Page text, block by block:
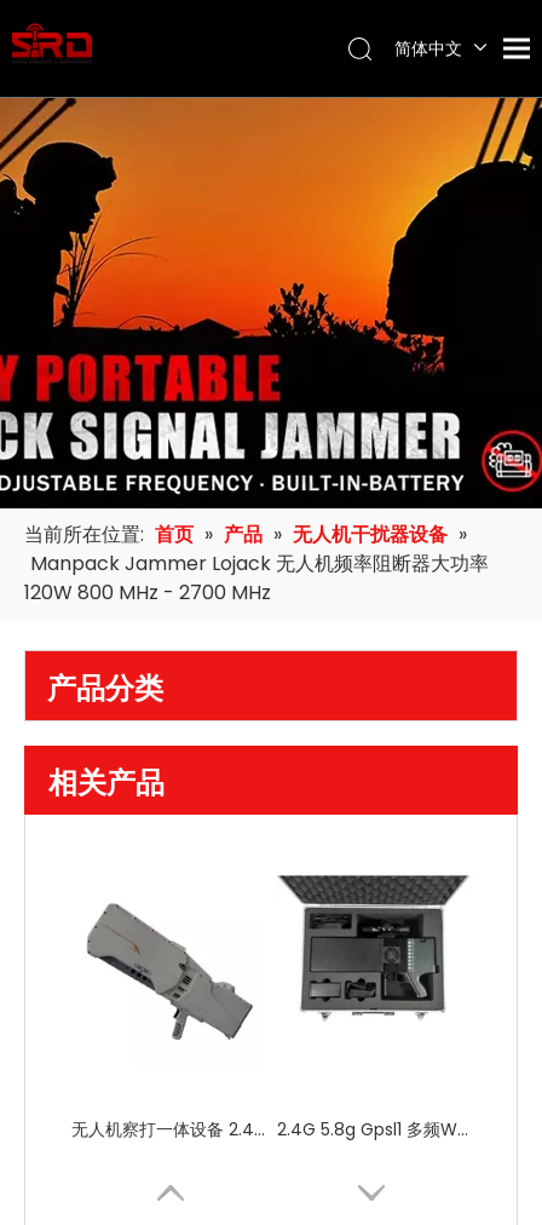
简体中文
当前所在位置: 首页 » 产品 » 无人机干扰器设备 »
Manpack Jammer Lojack 无人机频率阻断器大功率
120W 800 MHz - 2700 MHz
产品分类
相关产品
无人机察打一体设备 2.4G 5.8g Gpsl1 WiFi 1000-2000米 无人机探测反制设备 2.4G 5.8g Gpsl1 多频WiFi 1000-2000米 覆盖无人机干扰器